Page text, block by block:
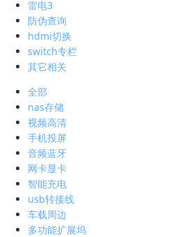
雷电3
防伪查询
hdmi切换
switch专栏
其它相关
全部
nas存储
视频高清
手机投屏
音频蓝牙
网卡显卡
智能充电
usb转接线
车载周边
多功能扩展坞